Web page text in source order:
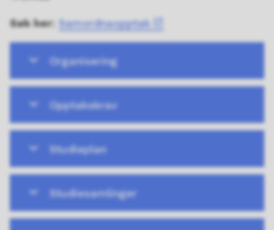
Søk her: Samordnaopptak
Organisering
Opptakskrav
Studieplan
Studiesamlinger